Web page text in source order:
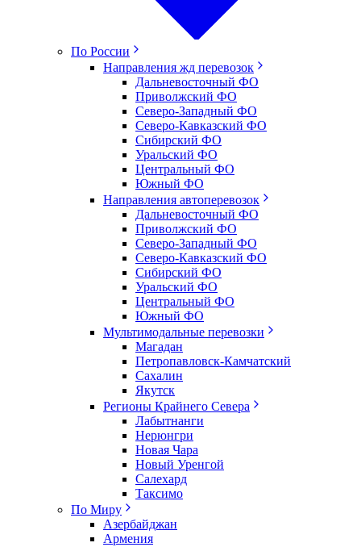
По России
Направления жд перевозок
Дальневосточный ФО
Приволжский ФО
Северо-Западный ФО
Северо-Кавказский ФО
Сибирский ФО
Уральский ФО
Центральный ФО
Южный ФО
Направления автоперевозок
Дальневосточный ФО
Приволжский ФО
Северо-Западный ФО
Северо-Кавказский ФО
Сибирский ФО
Уральский ФО
Центральный ФО
Южный ФО
Мультимодальные перевозки
Магадан
Петропавловск-Камчатский
Сахалин
Якутск
Регионы Крайнего Севера
Лабытнанги
Нерюнгри
Новая Чара
Новый Уренгой
Салехард
Таксимо
По Миру
Азербайджан
Армения